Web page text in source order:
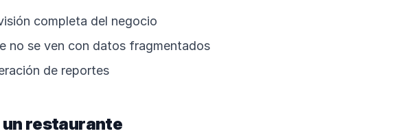
completa del negocio
no se ven con datos fragmentados
de reportes
un restaurante